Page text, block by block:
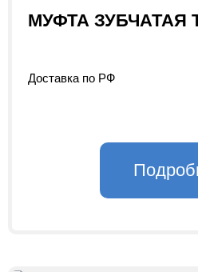
МУФТА ЗУБЧАТАЯ
Доставка по РФ